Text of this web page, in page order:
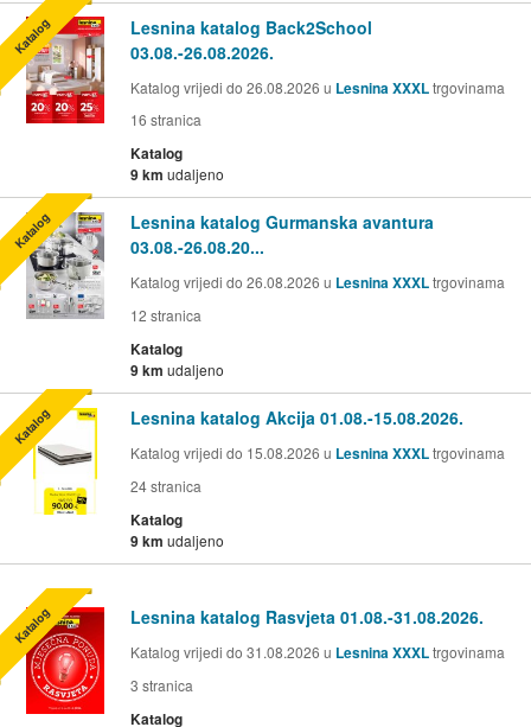
Lesnina katalog Back2School
03.08.-26.08.2026.
Katalog vrijedi do 26.08.2026 u Lesnina XXXLtrgovinama
16 stranica
Katalog
9 km udaljeno
Katalog
Lesnina katalog Gurmanska avantura
03.08.-26.08.20...
Katalog vrijedi do 26.08.2026 u Lesnina XXXLtrgovinama
12 stranica
Katalog
9 km udaljeno
Katalog
Lesnina katalog Akcija 01.08.-15.08.2026.
Katalog vrijedi do 15.08.2026 u Lesnina XXXLtrgovinama
24stranica
Katalog
9 km udaljeno
Katalog
Lesnina katalog Rasvjeta 01.08.-31.08.2026.
Katalog vrijedi do 31.08.2026 u Lesnina XXXLtrgovinama
3 stranica
Katalog
Katalog